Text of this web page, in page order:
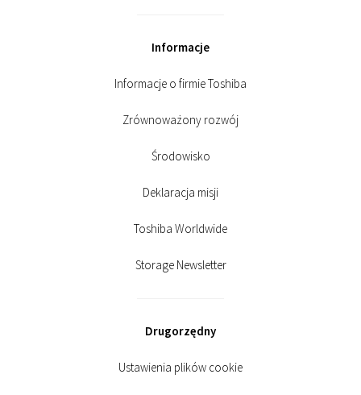
Informacje
Informacje o firmie Toshiba
Zrównoważony rozwój
Środowisko
Deklaracja misji
Toshiba Worldwide
Storage Newsletter
Drugorzędny
Ustawienia plików cookie